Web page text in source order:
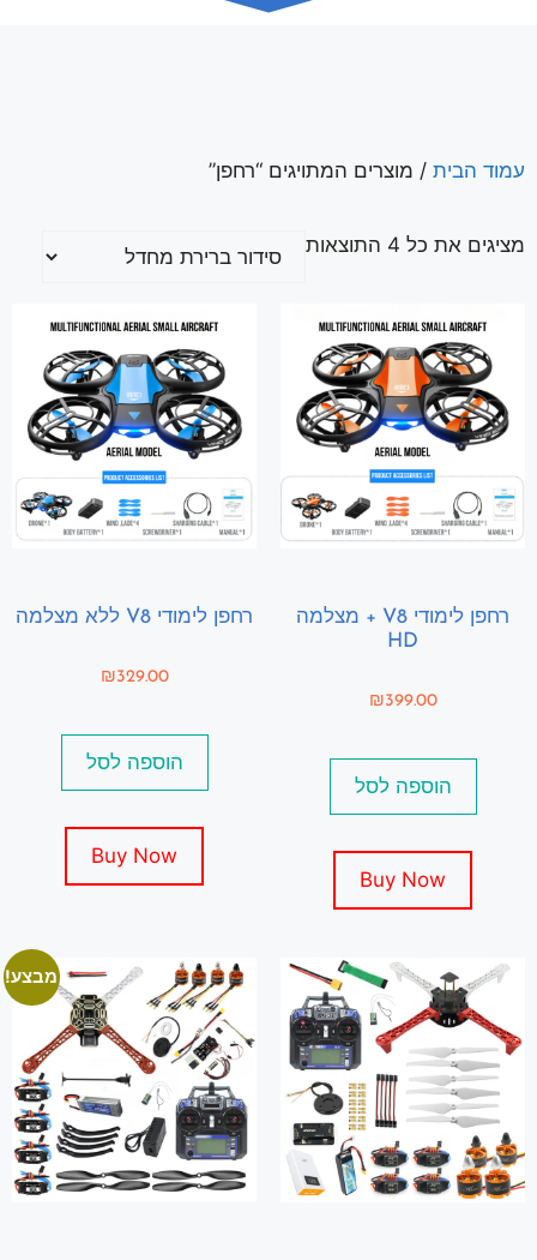
עמוד הבית / מוצרים המתויגים “רחפן”
מציגים את כל ⁦4⁩ התוצאות
רחפן לימודי V8 + מצלמה
HD
₪399.00
הוספה לסל
Buy Now
רחפן לימודי V8 ללא מצלמה
₪329.00
הוספה לסל
Buy Now
מבצע!